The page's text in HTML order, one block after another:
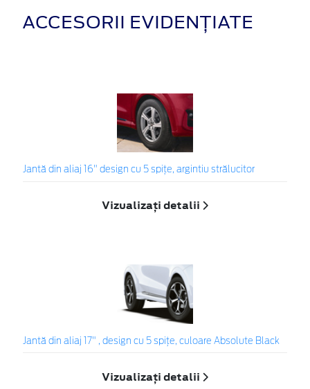
ACCESORII EVIDENȚIATE
Jantă din aliaj 16" design cu 5 spițe, argintiu strălucitor
Vizualizați detalii
Jantă din aliaj 17" , design cu 5 spiţe, culoare Absolute Black
Vizualizați detalii